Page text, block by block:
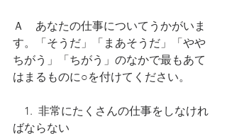
Ａ　あなたの仕事についてうかがいま
す。「そうだ」「まあそうだ」「やや
ちがう」「ちがう」のなかで最もあて
はまるものに○を付けてください。
1.  非常にたくさんの仕事をしなけれ
ばならない